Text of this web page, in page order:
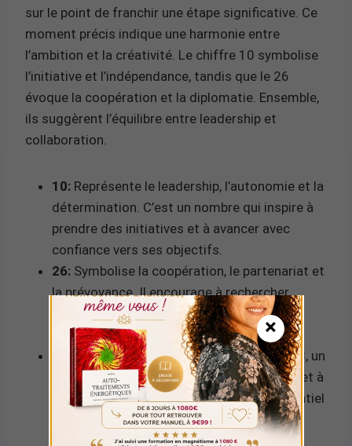
sur le point de franchir une étape significative. Ce
moment précis indique une harmonie entre
l’ambition et la créativité. Le chiffre 10 symbolise
l’initiative et l’indépendance, tandis que le 26
évoque la coopération et la diplomatie. Ensemble,
ils suggèrent l’équilibre entre leadership et
collaboration.
10: Représente le leadership, l’autonomie et la
détermination. C’est un nombre qui inspire à
prendre des initiatives et à avancer avec
confiance vers ses objectifs.
26: Symbolise la coopération, le partenariat et
la prévoyance. Il encourage à rechercher
l’harmonie dans les relations et à utiliser
l’intuition pour résoudre les problèmes.
Somme 8:La somme de 1+0+2+6 donne 8, un
nombre associé à l’abondance, au pouvoir et à
la réalisation matérielle. Il indique un potentiel
de succès financier et professionnel.
×